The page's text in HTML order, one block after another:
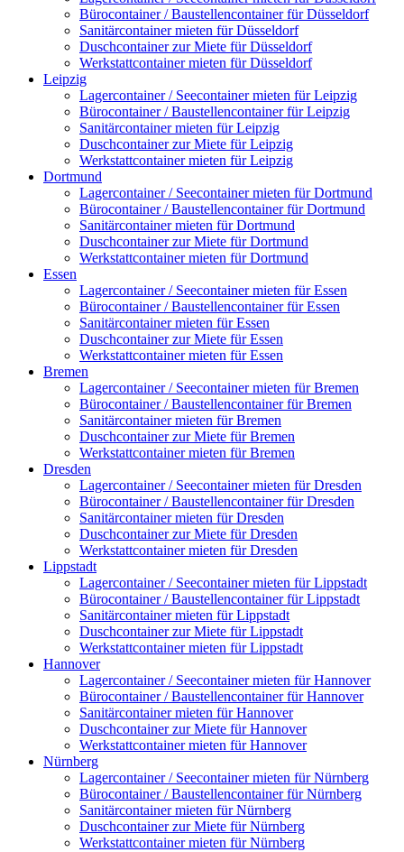
Bürocontainer / Baustellencontainer für Düsseldorf
Sanitärcontainer mieten für Düsseldorf
Duschcontainer zur Miete für Düsseldorf
Werkstattcontainer mieten für Düsseldorf
Leipzig
Lagercontainer / Seecontainer mieten für Leipzig
Bürocontainer / Baustellencontainer für Leipzig
Sanitärcontainer mieten für Leipzig
Duschcontainer zur Miete für Leipzig
Werkstattcontainer mieten für Leipzig
Dortmund
Lagercontainer / Seecontainer mieten für Dortmund
Bürocontainer / Baustellencontainer für Dortmund
Sanitärcontainer mieten für Dortmund
Duschcontainer zur Miete für Dortmund
Werkstattcontainer mieten für Dortmund
Essen
Lagercontainer / Seecontainer mieten für Essen
Bürocontainer / Baustellencontainer für Essen
Sanitärcontainer mieten für Essen
Duschcontainer zur Miete für Essen
Werkstattcontainer mieten für Essen
Bremen
Lagercontainer / Seecontainer mieten für Bremen
Bürocontainer / Baustellencontainer für Bremen
Sanitärcontainer mieten für Bremen
Duschcontainer zur Miete für Bremen
Werkstattcontainer mieten für Bremen
Dresden
Lagercontainer / Seecontainer mieten für Dresden
Bürocontainer / Baustellencontainer für Dresden
Sanitärcontainer mieten für Dresden
Duschcontainer zur Miete für Dresden
Werkstattcontainer mieten für Dresden
Lippstadt
Lagercontainer / Seecontainer mieten für Lippstadt
Bürocontainer / Baustellencontainer für Lippstadt
Sanitärcontainer mieten für Lippstadt
Duschcontainer zur Miete für Lippstadt
Werkstattcontainer mieten für Lippstadt
Hannover
Lagercontainer / Seecontainer mieten für Hannover
Bürocontainer / Baustellencontainer für Hannover
Sanitärcontainer mieten für Hannover
Duschcontainer zur Miete für Hannover
Werkstattcontainer mieten für Hannover
Nürnberg
Lagercontainer / Seecontainer mieten für Nürnberg
Bürocontainer / Baustellencontainer für Nürnberg
Sanitärcontainer mieten für Nürnberg
Duschcontainer zur Miete für Nürnberg
Werkstattcontainer mieten für Nürnberg